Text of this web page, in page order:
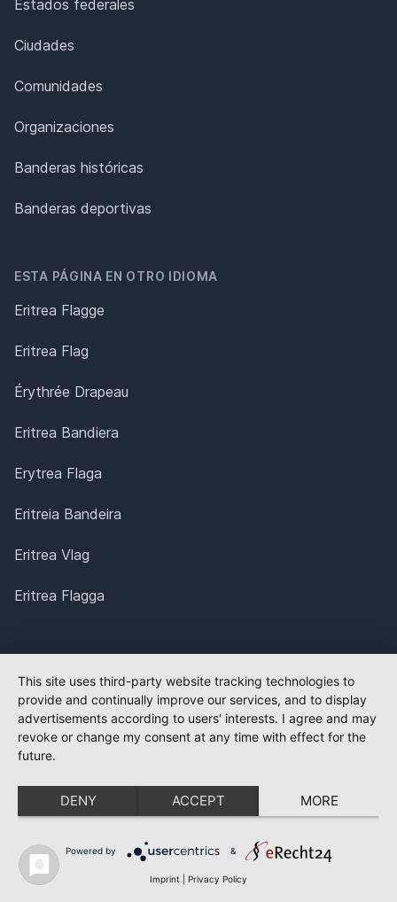
Estados federales
Ciudades
Comunidades
Organizaciones
Banderas históricas
Banderas deportivas
ESTA PÁGINA EN OTRO IDIOMA
Eritrea Flagge
Eritrea Flag
Érythrée Drapeau
Eritrea Bandiera
Erytrea Flaga
Eritreia Bandeira
Eritrea Vlag
Eritrea Flagga
This site uses third-party website tracking technologies to
provide and continually improve our services, and to display
advertisements according to users' interests. I agree and may
revoke or change my consent at any time with effect for the
future.
DENY ACCEPT MORE
Powered by &
Imprint Privacy Policy